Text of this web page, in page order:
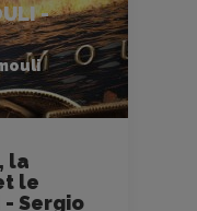
-
la
le
Sergio